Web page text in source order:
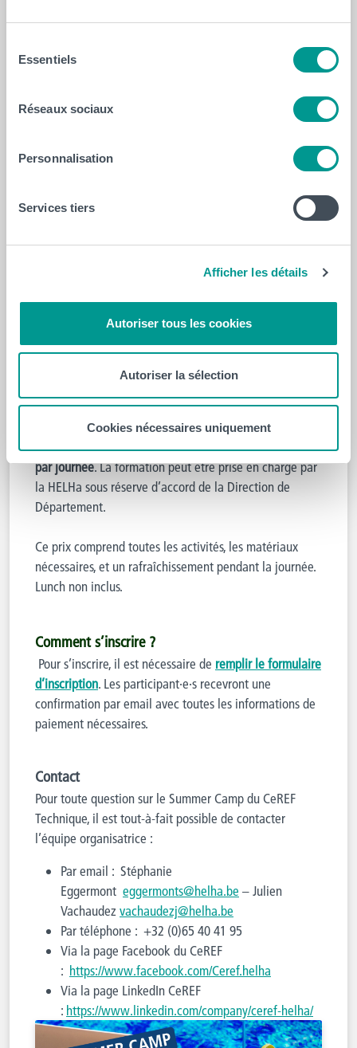
Essentiels
Réseaux sociaux
Personnalisation
Services tiers
Afficher les détails
Autoriser tous les cookies
Autoriser la sélection
Cookies nécessaires uniquement
16h00.
Les activités auront lieu dans les locaux du CeREF
(CER1) – 159, Chaussée de Binche, à 7000 Mons.
futur·e·s étudiant·e·s de la HELHa, mais aussi aux
confondus).
Il est possible de participer à une ou plusieurs journées
ou au module complet.
journée,alors ne tardez pas à vous inscrire d’ici le
vendredi 30 juin inclus !
>Tarif étudiant·e·s /futur·e·s étudiant·e·s : 40 euros par
>Tarif membre du personnel HELHa/CeREF:20 euros
par journée. La formation peut être prise en charge par
la HELHa sous réserve d’accord de la Direction de
Département.
Ce prix comprend toutes les activités, les matériaux
nécessaires, et un rafraîchissement pendant la journée.
Lunch non inclus.
Comment s’inscrire ?
Pour s’inscrire, il est nécessaire de remplir le formulaire
d’inscription. Les participant·e·s recevront une
confirmation par email avec toutes les informations de
paiement nécessaires.
Contact
Pour toute question sur le Summer Camp du CeREF
Technique, il est tout-à-fait possible de contacter
l’équipe organisatrice :
Par email : Stéphanie
Eggermont eggermonts@helha.be – Julien
Vachaudez vachaudezj@helha.be
Par téléphone : +32 (0)65 40 41 95
Via la page Facebook du CeREF
: https://www.facebook.com/Ceref.helha
Via la page LinkedIn CeREF
: https://www.linkedin.com/company/ceref-helha/